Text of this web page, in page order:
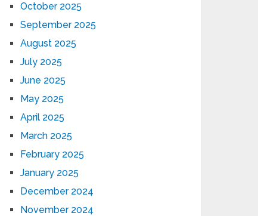
October 2025
September 2025
August 2025
July 2025
June 2025
May 2025
April 2025
March 2025
February 2025
January 2025
December 2024
November 2024